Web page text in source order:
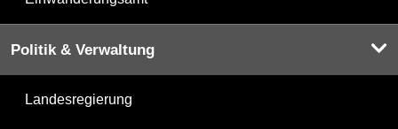
Politik & Verwaltung
Landesregierung